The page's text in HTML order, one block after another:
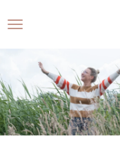
direct
naar
hoofdinhoud